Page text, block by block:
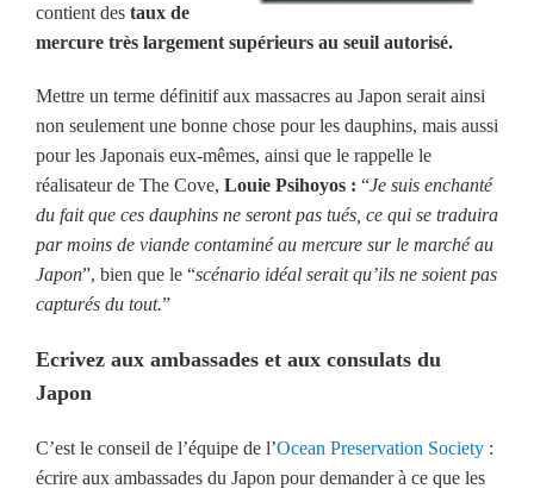
contient des taux de
mercure très largement supérieurs au seuil autorisé.
Mettre un terme définitif aux massacres au Japon serait ainsi
non seulement une bonne chose pour les dauphins, mais aussi
pour les Japonais eux-mêmes, ainsi que le rappelle le
réalisateur de The Cove, Louie Psihoyos : “Je suis enchanté
du fait que ces dauphins ne seront pas tués, ce qui se traduira
par moins de viande contaminé au mercure sur le marché au
Japon”, bien que le “scénario idéal serait qu’ils ne soient pas
capturés du tout.”
Ecrivez aux ambassades et aux consulats du
Japon
C’est le conseil de l’équipe de l’Ocean Preservation Society :
écrire aux ambassades du Japon pour demander à ce que les